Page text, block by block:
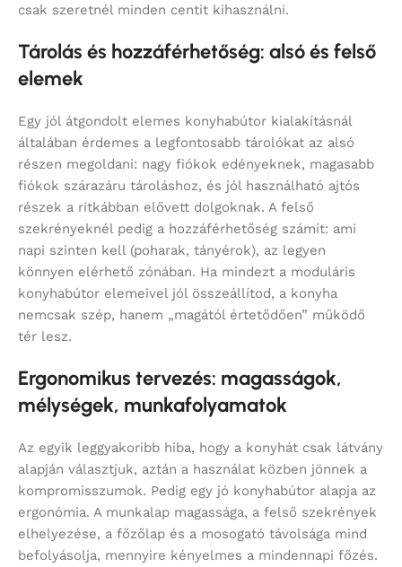
csak szeretnél minden centit kihasználni.
Tárolás és hozzáférhetőség: alsó és felső
elemek
Egy jól átgondolt elemes konyhabútor kialakításnál
általában érdemes a legfontosabb tárolókat az alsó
részen megoldani: nagy fiókok edényeknek, magasabb
fiókok szárazáru tároláshoz, és jól használható ajtós
részek a ritkábban elővett dolgoknak. A felső
szekrényeknél pedig a hozzáférhetőség számít: ami
napi szinten kell (poharak, tányérok), az legyen
könnyen elérhető zónában. Ha mindezt a moduláris
konyhabútor elemeivel jól összeállítod, a konyha
nemcsak szép, hanem „magától értetődően” működő
tér lesz.
Ergonomikus tervezés: magasságok,
mélységek, munkafolyamatok
Az egyik leggyakoribb hiba, hogy a konyhát csak látvány
alapján választjuk, aztán a használat közben jönnek a
kompromisszumok. Pedig egy jó konyhabútor alapja az
ergonómia. A munkalap magassága, a felső szekrények
elhelyezése, a főzőlap és a mosogató távolsága mind
befolyásolja, mennyire kényelmes a mindennapi főzés.